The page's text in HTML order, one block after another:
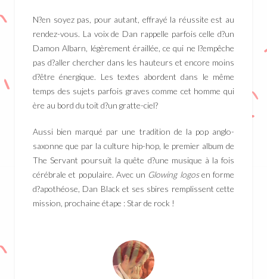
N?en soyez pas, pour autant, effrayé la réussite est au
rendez-vous. La voix de Dan rappelle parfois celle d?un
Damon Albarn, légèrement éraillée, ce qui ne l?empêche
pas d?aller chercher dans les hauteurs et encore moins
d?être énergique. Les textes abordent dans le même
temps des sujets parfois graves comme cet homme qui
ère au bord du toit d?un gratte-ciel?
Aussi bien marqué par une tradition de la pop anglo-
saxonne que par la culture hip-hop, le premier album de
The Servant poursuit la quête d?une musique à la fois
cérébrale et populaire. Avec un Glowing logosen forme
d?apothéose, Dan Black et ses sbires remplissent cette
mission, prochaine étape : Star de rock !